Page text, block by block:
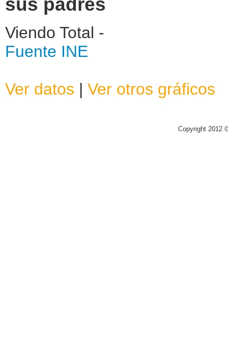
sus padres
Viendo Total -
Fuente INE
Ver datos | Ver otros gráficos
Copyright 2012